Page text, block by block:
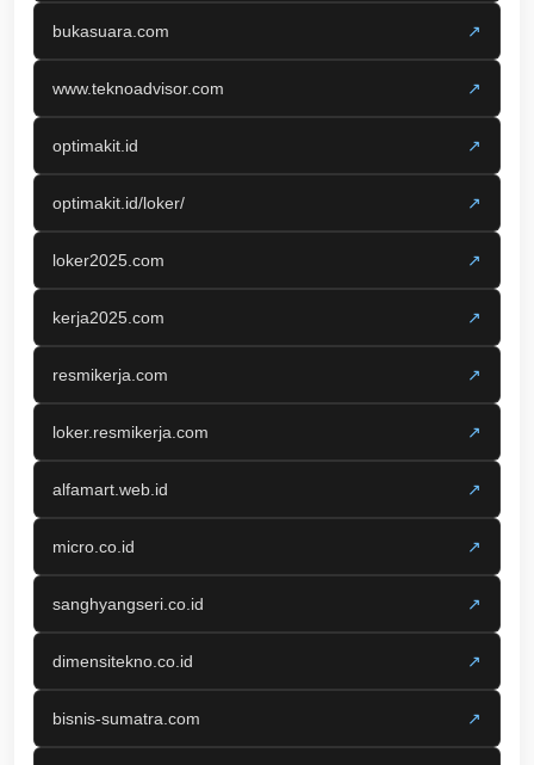
bukasuara.com ↗
www.teknoadvisor.com ↗
optimakit.id ↗
optimakit.id/loker/ ↗
loker2025.com ↗
kerja2025.com ↗
resmikerja.com ↗
loker.resmikerja.com ↗
alfamart.web.id ↗
micro.co.id ↗
sanghyangseri.co.id ↗
dimensitekno.co.id ↗
bisnis-sumatra.com ↗